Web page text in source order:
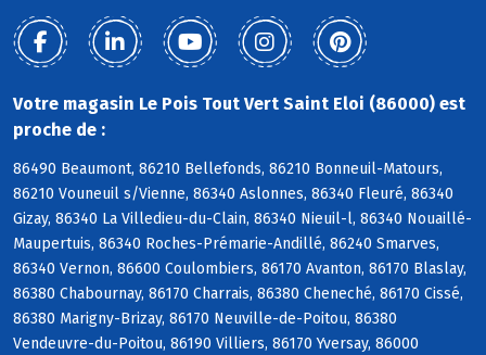
Votre magasin Le Pois Tout Vert Saint Eloi (86000) est
proche de :
86490 Beaumont, 86210 Bellefonds, 86210 Bonneuil-Matours,
86210 Vouneuil s/Vienne, 86340 Aslonnes, 86340 Fleuré, 86340
Gizay, 86340 La Villedieu-du-Clain, 86340 Nieuil-l, 86340 Nouaillé-
Maupertuis, 86340 Roches-Prémarie-Andillé, 86240 Smarves,
86340 Vernon, 86600 Coulombiers, 86170 Avanton, 86170 Blaslay,
86380 Chabournay, 86170 Charrais, 86380 Cheneché, 86170 Cissé,
86380 Marigny-Brizay, 86170 Neuville-de-Poitou, 86380
Vendeuvre-du-Poitou, 86190 Villiers, 86170 Yversay, 86000